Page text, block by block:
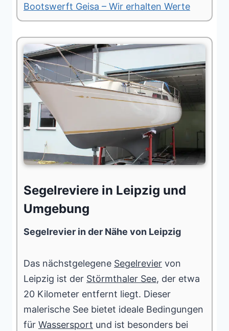
Bootswerft Geisa – Wir erhalten Werte
Segelreviere in Leipzig und
Umgebung
Segelrevier in der Nähe von Leipzig
Das nächstgelegene Segelrevier von
Leipzig ist der Störmthaler See, der etwa
20 Kilometer entfernt liegt. Dieser
malerische See bietet ideale Bedingungen
für Wassersport und ist besonders bei